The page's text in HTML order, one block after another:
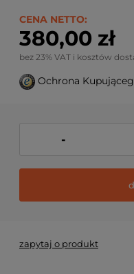
CENA NETTO:
380,00 zł
bez 23% VAT i kosztów
Ochrona
-
zapytaj o produkt